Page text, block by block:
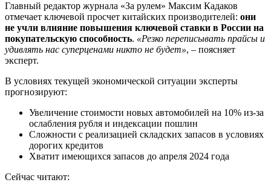
Главный редактор журнала «За рулем» Максим Кадаков
отмечает ключевой просчет китайских производителей: они
не учли влияние повышения ключевой ставки в России на
покупательскую способность. «Резко переписывать прайсы и
удивлять нас суперценами никто не будет», – поясняет
эксперт.
В условиях текущей экономической ситуации эксперты
прогнозируют:
Увеличение стоимости новых автомобилей на 10% из-за
ослабления рубля и индексации пошлин
Сложности с реализацией складских запасов в условиях
дорогих кредитов
Хватит имеющихся запасов до апреля 2024 года
Сейчас читают: